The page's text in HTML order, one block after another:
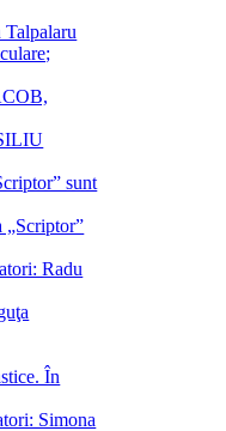
sunt
„Scriptor”
Radu
În
Simona